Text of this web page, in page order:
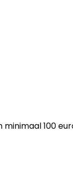
minimaal 100